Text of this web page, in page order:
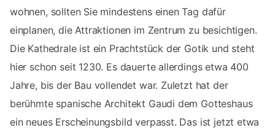
wohnen, sollten Sie mindestens einen Tag dafür
einplanen, die Attraktionen im Zentrum zu besichtigen.
Die Kathedrale ist ein Prachtstück der Gotik und steht
hier schon seit 1230. Es dauerte allerdings etwa 400
Jahre, bis der Bau vollendet war. Zuletzt hat der
berühmte spanische Architekt Gaudi dem Gotteshaus
ein neues Erscheinungsbild verpasst. Das ist jetzt etwa